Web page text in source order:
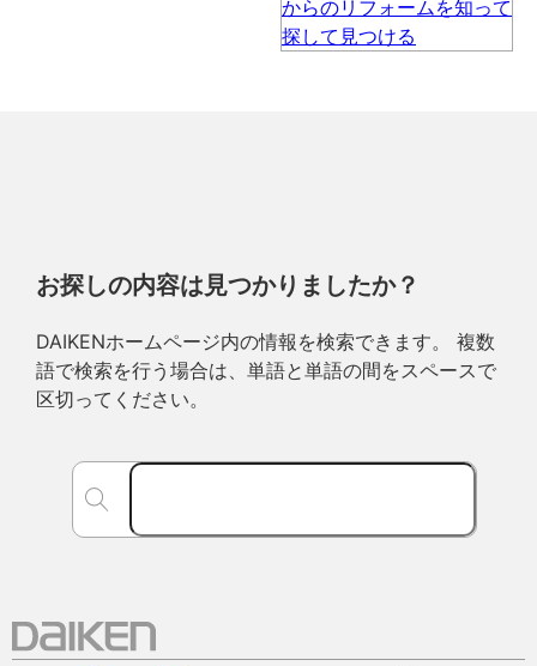
お探しの内容は見つかりましたか？
DAIKENホームページ内の情報を検索できます。 複数
語で検索を行う場合は、単語と単語の間をスペースで
区切ってください。